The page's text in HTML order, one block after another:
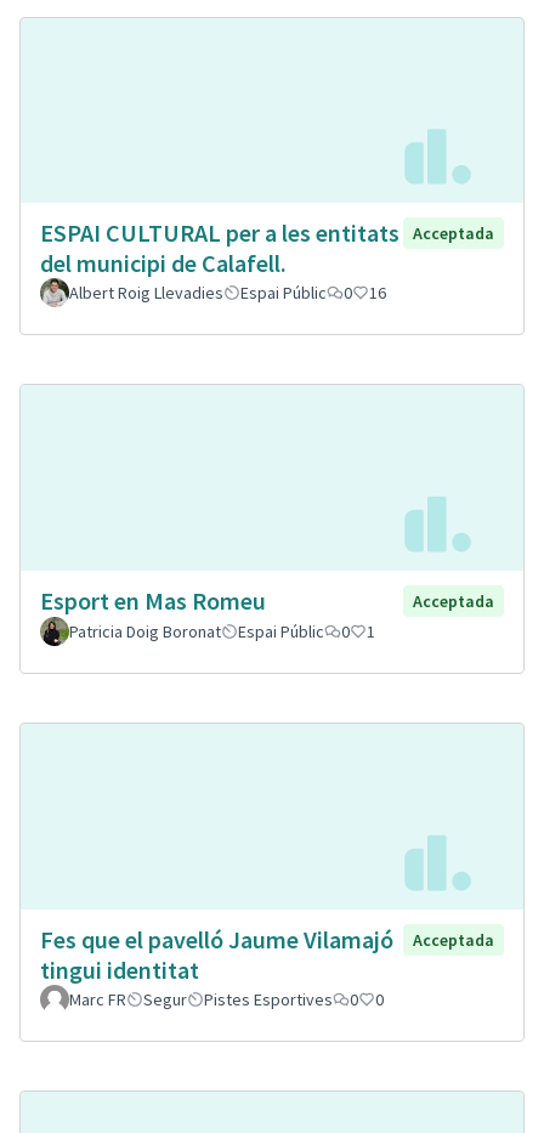
ESPAI CULTURAL per a les entitats
del municipi de Calafell.
Acceptada
Albert Roig Llevadies Espai Públic 0 16
Esport en Mas Romeu
Acceptada
Patricia Doig Boronat
Espai Públic 0 1
Fes que el pavelló Jaume Vilamajó
tingui identitat
Acceptada
Marc FR Segur Pistes Esportives 0 0